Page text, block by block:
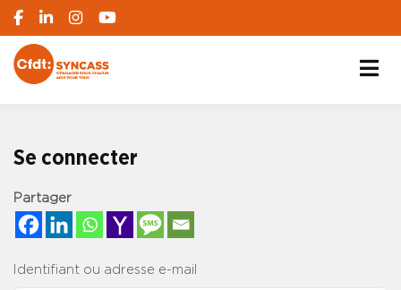
Se connecter
Partager
Identifiant ou adresse e-mail